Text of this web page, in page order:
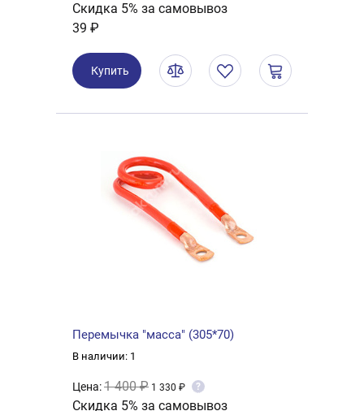
Скидка 5% за самовывоз
39 ₽
Купить
Перемычка "масса" (305*70)
В наличии: 1
Цена:1 400 ₽ 1 330 ₽ ?
Скидка 5% за самовывоз